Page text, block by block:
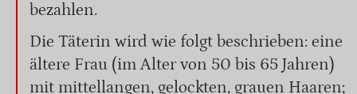
bezahlen.
Die Täterin wird wie folgt beschrieben: eine
ältere Frau (im Alter von 50 bis 65 Jahren)
mit mittellangen, gelockten, grauen Haaren;